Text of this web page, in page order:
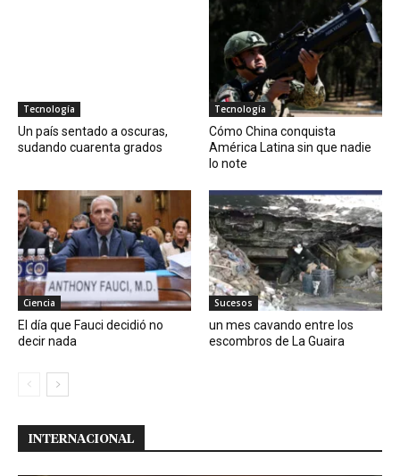
Tecnología
Un país sentado a oscuras,
sudando cuarenta grados
Tecnología
Cómo China conquista
América Latina sin que nadie
lo note
Ciencia
El día que Fauci decidió no
decir nada
Sucesos
un mes cavando entre los
escombros de La Guaira
INTERNACIONAL